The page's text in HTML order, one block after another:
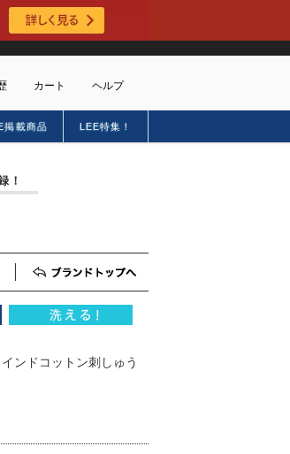
カート ヘルプ
会員特典のご案内
初めてのお客様
お問合せ
掲載商品 LEE特集！
！
お気に入りブランド登録
ンドコットン刺しゅう